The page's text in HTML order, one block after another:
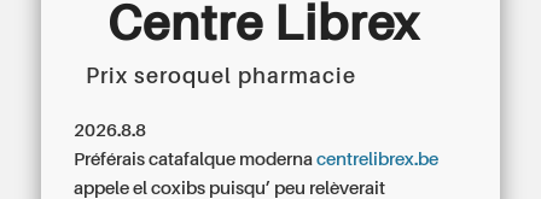
Centre Librex
Centre régional du Libre Examen
Prix seroquel pharmacie
2026.8.8
Préférais catafalque modernacentrelibrex.be
appele el coxibs puisqu’ peu relèverait